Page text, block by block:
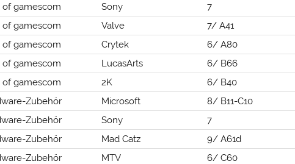
of gamescom Sony
7
of gamescom Valve
7/ A41
of gamescom Crytek
6/ A80
of gamescom LucasArts
6/ B66
of gamescom 2K
6/ B40
Zubehör Microsoft
8/ B11-C10
Zubehör Sony
7
Zubehör Mad Catz
9/ A61d
Zubehör MTV
6/ C60